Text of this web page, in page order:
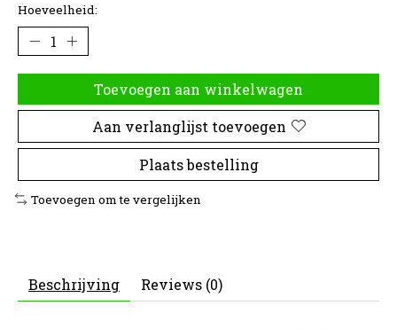
Hoeveelheid:
Toevoegen aan winkelwagen
Aan verlanglijst toevoegen
Plaats bestelling
Toevoegen om te vergelijken
Beschrijving Reviews (0)